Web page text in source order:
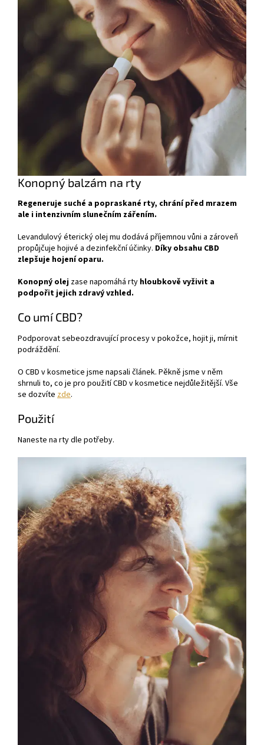
Konopný balzám na rty
Regeneruje suché a popraskané rty, chrání před mrazem
ale i intenzivním slunečním zářením.
Levandulový éterický olej mu dodává příjemnou vůni a zároveň
propůjčuje hojivé a dezinfekční účinky. Díky obsahu CBD
zlepšuje hojení oparu.
Konopný olej zase napomáhá rty hloubkově vyživit a
podpořit jejich zdravý vzhled.
Co umí CBD?
Podporovat sebeozdravující procesy v pokožce, hojit ji, mírnit
podráždění.
O CBD v kosmetice jsme napsali článek. Pěkně jsme v něm
shrnuli to, co je pro použití CBD v kosmetice nejdůležitější. Vše
se dozvíte zde.
Použití
Naneste na rty dle potřeby.